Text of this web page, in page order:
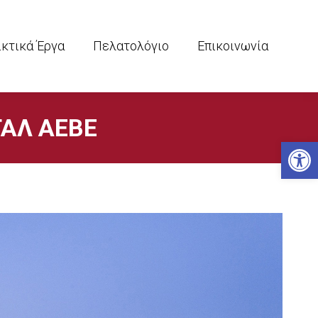
Έργα Πελατολόγιο Επικοινωνία
ΑΕΒΕ